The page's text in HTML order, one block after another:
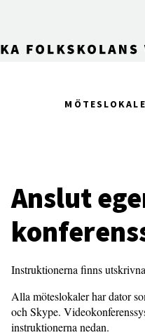
Anslut
Instruktionerna finns
Alla möteslokaler har dator
och Skype.
instruktionerna nedan.